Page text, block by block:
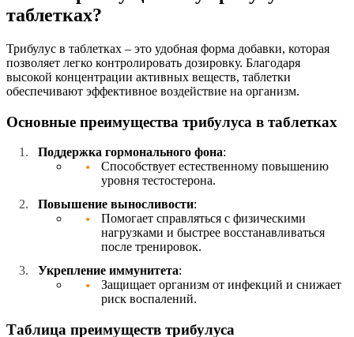
таблетках?
Трибулус в таблетках – это удобная форма добавки, которая
позволяет легко контролировать дозировку. Благодаря
высокой концентрации активных веществ, таблетки
обеспечивают эффективное воздействие на организм.
Основные преимущества трибулуса в таблетках
Поддержка гормонального фона:
Способствует естественному повышению
уровня тестостерона.
Повышение выносливости:
Помогает справляться с физическими
нагрузками и быстрее восстанавливаться
после тренировок.
Укрепление иммунитета:
Защищает организм от инфекций и снижает
риск воспалений.
Таблица преимуществ трибулуса